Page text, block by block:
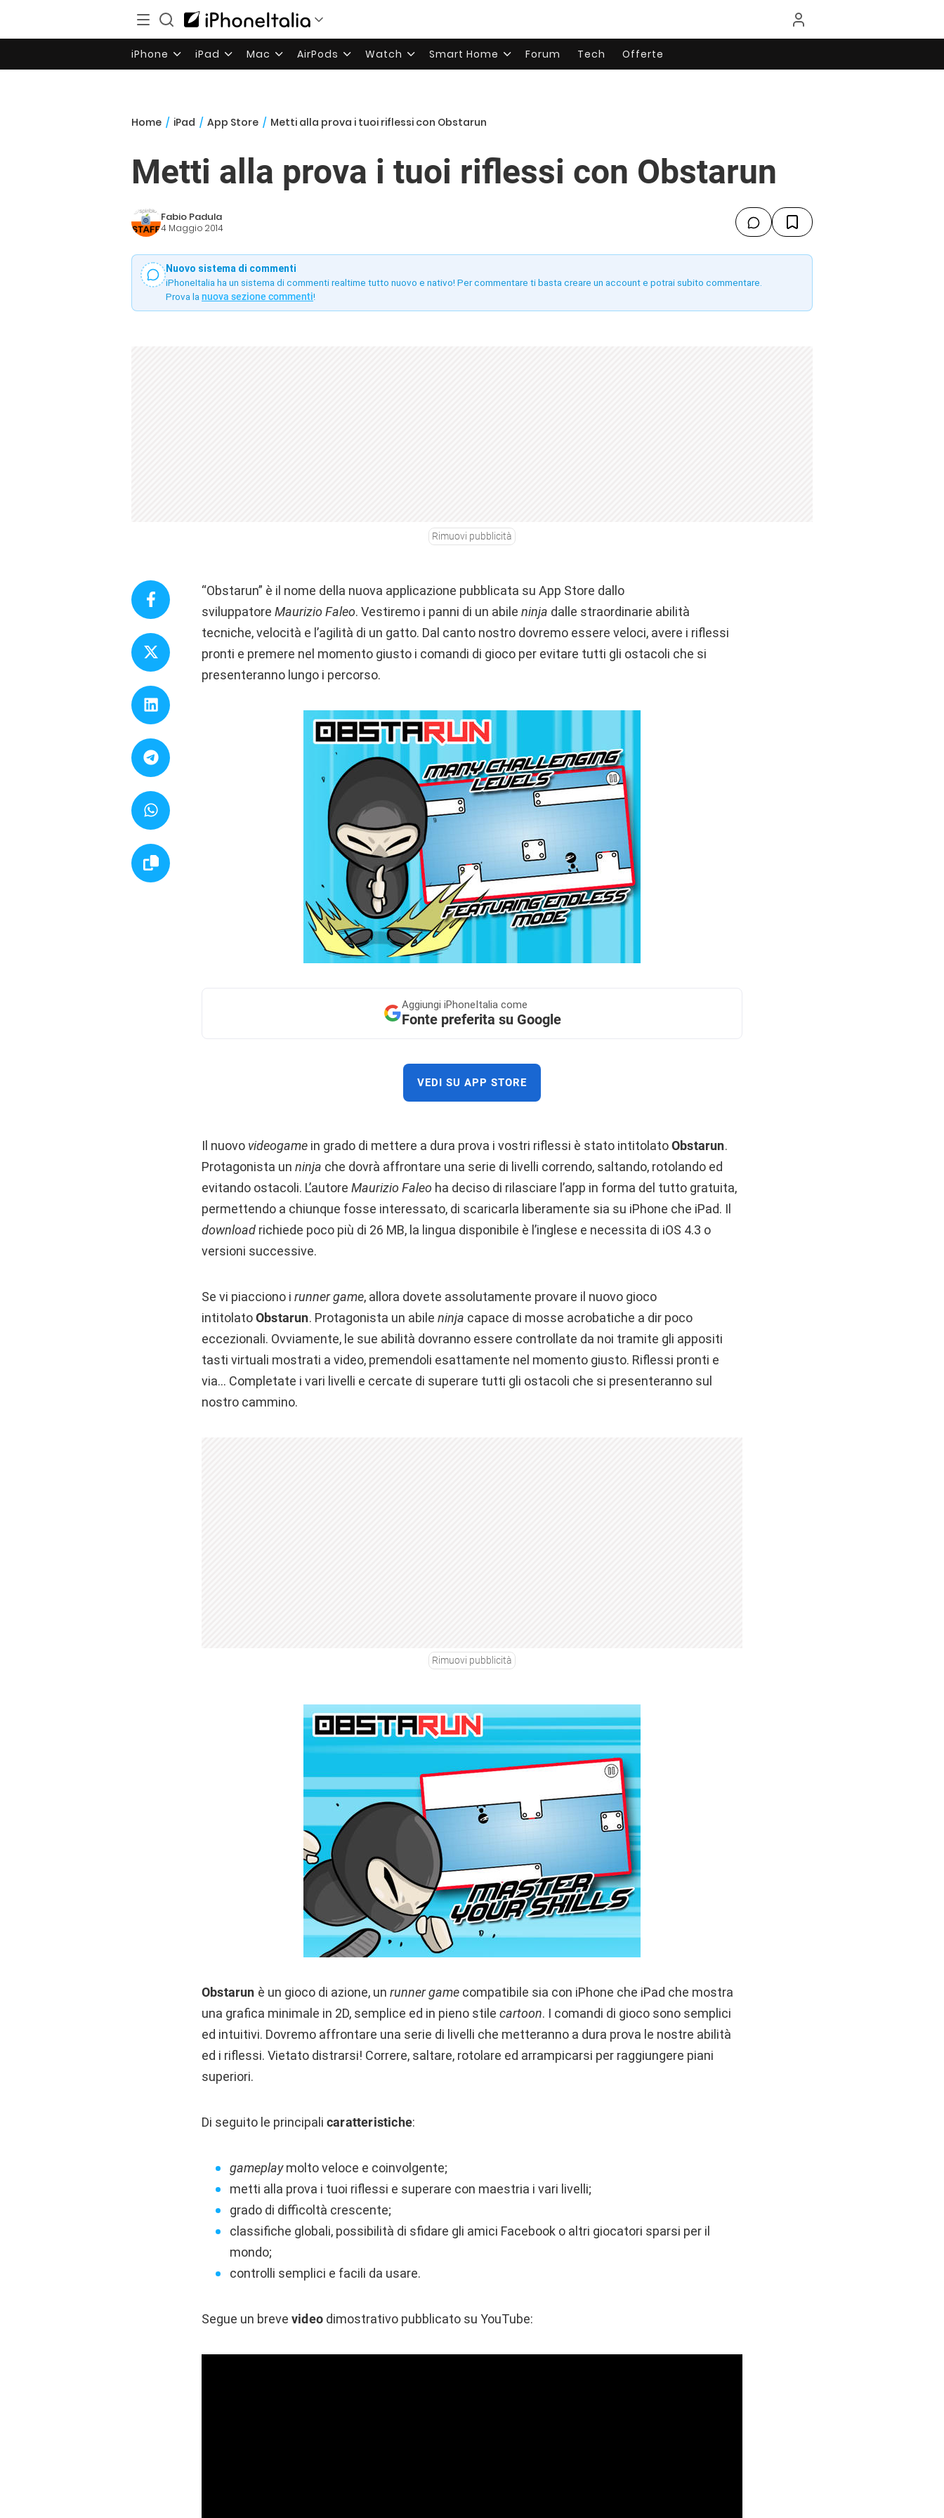
iPhone iPad Mac AirPods Watch Smart Home Forum Tech Offerte
Home / iPad / App Store / Metti alla prova i tuoi riflessi con Obstarun
Metti alla prova i tuoi riflessi con Obstarun
Fabio Padula
4 Maggio 2014
Nuovo sistema di commenti
iPhoneItalia ha un sistema di commenti realtime tutto nuovo e nativo! Per commentare ti basta creare un account e potrai subito commentare.
Prova la nuova sezione commenti!
Rimuovi pubblicità
“Obstarun” è il nome della nuova applicazione pubblicata su App Store dallo
sviluppatore Maurizio Faleo. Vestiremo i panni di un abile ninja dalle straordinarie abilità
tecniche, velocità e l’agilità di un gatto. Dal canto nostro dovremo essere veloci, avere i riflessi
pronti e premere nel momento giusto i comandi di gioco per evitare tutti gli ostacoli che si
presenteranno lungo i percorso.
Aggiungi iPhoneItalia come
Fonte preferita su Google
VEDI SU APP STORE
Il nuovo videogame in grado di mettere a dura prova i vostri riflessi è stato intitolatoObstarun.
Protagonista un ninja che dovrà affrontare una serie di livelli correndo, saltando, rotolando ed
evitando ostacoli. L’autore Maurizio Faleo ha deciso di rilasciare l’app in forma del tutto gratuita,
permettendo a chiunque fosse interessato, di scaricarla liberamente sia su iPhone che iPad. Il
download richiede poco più di 26 MB, la lingua disponibile è l’inglese e necessita di iOS 4.3 o
versioni successive.
Se vi piacciono i runner game, allora dovete assolutamente provare il nuovo gioco
intitolatoObstarun. Protagonista un abile ninja capace di mosse acrobatiche a dir poco
eccezionali. Ovviamente, le sue abilità dovranno essere controllate da noi tramite gli appositi
tasti virtuali mostrati a video, premendoli esattamente nel momento giusto. Riflessi pronti e
via… Completate i vari livelli e cercate di superare tutti gli ostacoli che si presenteranno sul
nostro cammino.
Rimuovi pubblicità
Obstarun è un gioco di azione, un runner gamecompatibile sia con iPhone che iPad che mostra
una grafica minimale in 2D, semplice ed in pieno stile cartoon. I comandi di gioco sono semplici
ed intuitivi. Dovremo affrontare una serie di livelli che metteranno a dura prova le nostre abilità
ed i riflessi. Vietato distrarsi! Correre, saltare, rotolare ed arrampicarsi per raggiungere piani
superiori.
Di seguito le principali caratteristiche:
gameplaymolto veloce e coinvolgente;
metti alla prova i tuoi riflessi e superare con maestria i vari livelli;
grado di difficoltà crescente;
classifiche globali, possibilità di sfidare gli amici Facebook o altri giocatori sparsi per il
mondo;
controlli semplici e facili da usare.
Segue un breve video dimostrativo pubblicato su YouTube: